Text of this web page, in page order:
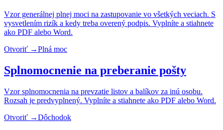
Vzor generálnej plnej moci na zastupovanie vo všetkých veciach. S
vysvetlením rizík a kedy treba overený podpis. Vyplníte a stiahnete
ako PDF alebo Word.
Otvoriť →Plná moc
Splnomocnenie na preberanie pošty
Vzor splnomocnenia na prevzatie listov a balíkov za inú osobu.
Rozsah je predvyplnený. Vyplníte a stiahnete ako PDF alebo Word.
Otvoriť →Dôchodok